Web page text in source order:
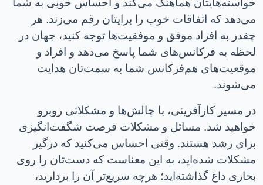
می‌دهد که اتفاقات خوب را برایتان رقم می‌زند. هر
چقدر به افراد موفق و موفقیت‌ها توجه کنید، جهان در
لحظه به فرکانس‌های شما پاسخ می‌دهد و افراد و
موقعیت‌های هم‌فرکانس شما به سمت‌تان هدایت
می‌شوند.
در مسیر کارآفرینی، با چالش‌ها و مشکلاتی روبرو
خواهید شد. مسائل و مشکلات فرصت شگفت‌انگیزی
برای رشد هستند. وقتی احساس می‌کنید که درگیر
مشکلات شده‌اید، به این معناست که دست‌تان را روی
بخاری داغ گذاشته‌اید؛ هرچه سریع‌تر آن را بردارید،